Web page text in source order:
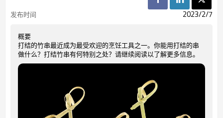
发布时间
2023/2/7
概要
打结的竹串最近成为最受欢迎的烹饪工具之一。你能用打结的串
做什么？打结竹串有何特别之处？请继续阅读以了解更多信息。